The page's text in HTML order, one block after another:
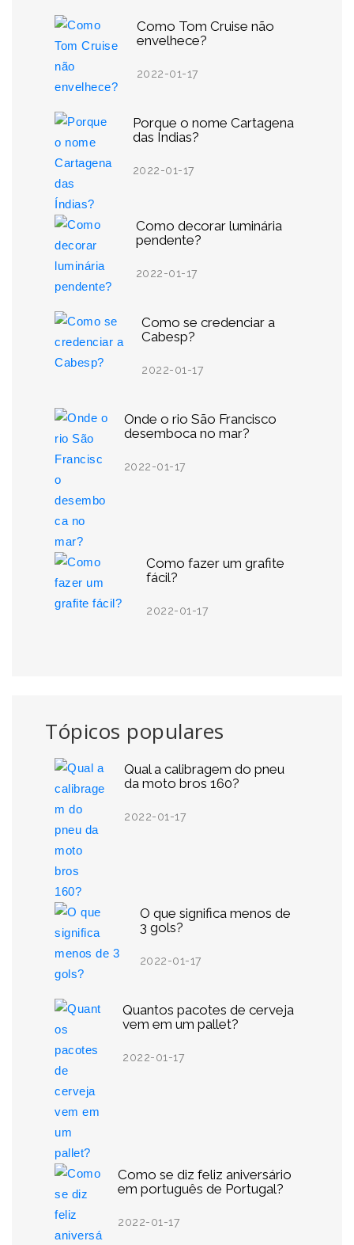
Como Tom Cruise não
envelhece?
2022-01-17
Porque o nome Cartagena
das Índias?
2022-01-17
Como decorar luminária
pendente?
2022-01-17
Como se credenciar a
Cabesp?
2022-01-17
Onde o rio São Francisco
desemboca no mar?
2022-01-17
Como fazer um grafite
fácil?
2022-01-17
Tópicos populares
Qual a calibragem do pneu
da moto bros 160?
2022-01-17
O que significa menos de
3 gols?
2022-01-17
Quantos pacotes de cerveja
vem em um pallet?
2022-01-17
Como se diz feliz aniversário
em português de Portugal?
2022-01-17